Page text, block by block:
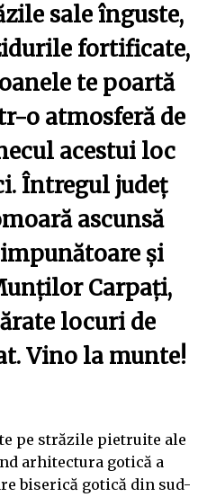
sale înguste,
fortificate,
te poartă
o atmosferă de
acestui loc
Întregul județ
ascunsă
și
Carpați,
locuri de
Vino la munte!
pe străzile pietruite ale
arhitectura gotică a
biserică gotică din sud-